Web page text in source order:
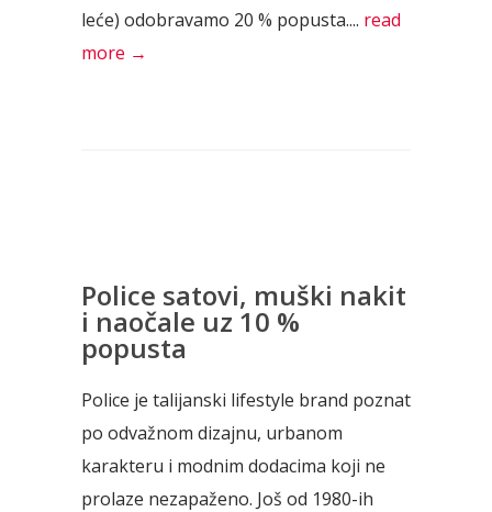
leće) odobravamo 20 % popusta.... read
more →
Police satovi, muški nakit
i naočale uz 10 %
popusta
Police je talijanski lifestyle brand poznat
po odvažnom dizajnu, urbanom
karakteru i modnim dodacima koji ne
prolaze nezapaženo. Još od 1980-ih